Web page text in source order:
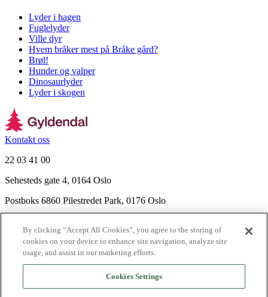
Lyder i hagen
Fuglelyder
Ville dyr
Hvem bråker mest på Bråke gård?
Brøl!
Hunder og valper
Dinosaurlyder
Lyder i skogen
Kontakt oss
22 03 41 00
Sehesteds gate 4, 0164 Oslo
Postboks 6860 Pilestredet Park, 0176 Oslo
Nyhetsbrev
Ledige stillinger
Send inn manus
By clicking “Accept All Cookies”, you agree to the storing of
cookies on your device to enhance site navigation, analyze site
usage, and assist in our marketing efforts.
Cookies Settings